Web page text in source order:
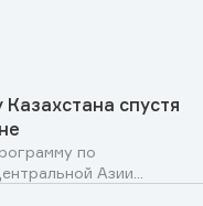
спустя
по
Азии...